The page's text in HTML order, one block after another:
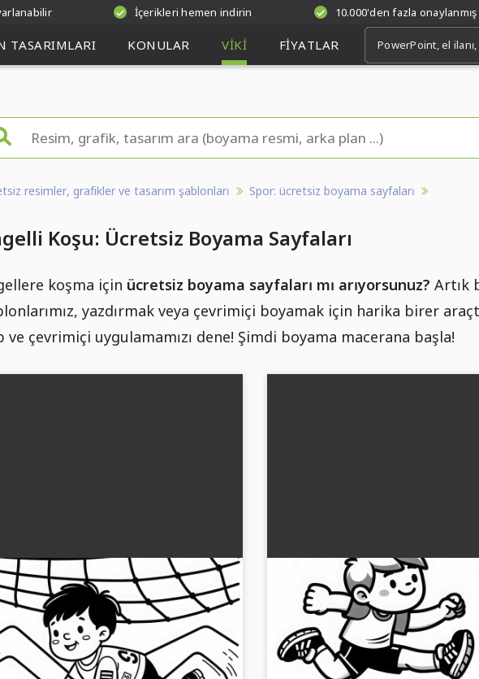
İçerikleri hemen indirin 10.000'den fazla
TASARIMLARI KONULAR VIKI FIYATLAR
resimler, grafikler ve tasarım şablonları Spor: ücretsiz boyama sayfaları
Koşu: Ücretsiz Boyama Sayfaları
koşma için ücretsiz boyama sayfaları mı arıyorsunuz? Artık
yazdırmak veya çevrimiçi boyamak için harika birer
ve çevrimiçi uygulamamızı dene! Şimdi boyama macerana başla!
koşucu ağın altından
geçiyor - Ücretsiz
basit boyama sayfası
koşucu temalı heyecan verici bir
sayfasını deneyimleyin. Ücretsiz
ve çevrimiçi boyayın!...
Engelli koşucu engelin
atlıyor - Ücretsiz boyama
Engelli koşucu için ücretsiz boyama
ve hayal gücüne göre tasarla. Boyama
şablonunu şimdi indir!...